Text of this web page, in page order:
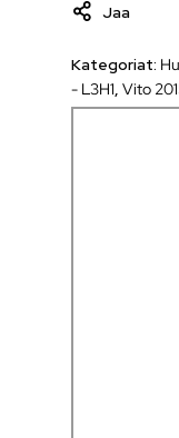
Jaa
Kategoriat:
- L3H1 ,Vito